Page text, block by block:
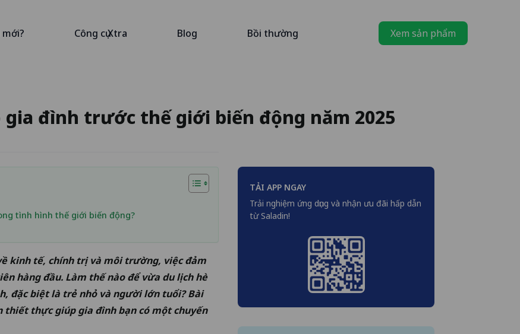
mới? Công cụ Xtra Blog Bồi thường Xem sản phẩm
gia đình trước thế giới biến động năm 2025
tình hình thế giới biến động?
kinh tế, chính trị và môi trường, việc đảm
hàng đầu. Làm thế nào để vừa du lịch hè
đặc biệt là trẻ nhỏ và người lớn tuổi? Bài
thiết thực giúp gia đình bạn có một chuyến
TẢI APP NGAY
Trải nghiệm ứng dụng và nhận ưu đãi hấp dẫn
từ Saladin!